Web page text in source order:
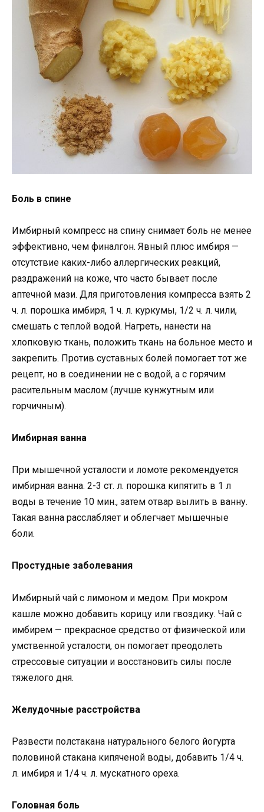
Боль в спине
Имбирный компресс на спину снимает боль не менее
эффективно, чем финалгон. Явный плюс имбиря —
отсутствие каких-либо аллергических реакций,
раздражений на коже, что часто бывает после
аптечной мази. Для приготовления компресса взять 2
ч. л. порошка имбиря, 1 ч. л. куркумы, 1/2 ч. л. чили,
смешать с теплой водой. Нагреть, нанести на
хлопковую ткань, положить ткань на больное место и
закрепить. Против суставных болей помогает тот же
рецепт, но в соединении не с водой, а с горячим
расительным маслом (лучше кунжутным или
горчичным).
Имбирная ванна
При мышечной усталости и ломоте рекомендуется
имбирная ванна. 2-3 ст. л. порошка кипятить в 1 л
воды в течение 10 мин., затем отвар вылить в ванну.
Такая ванна расслабляет и облегчает мышечные
боли.
Простудные заболевания
Имбирный чай с лимоном и медом. При мокром
кашле можно добавить корицу или гвоздику. Чай с
имбирем — прекрасное средство от физической или
умственной усталости, он помогает преодолеть
стрессовые ситуации и восстановить силы после
тяжелого дня.
Желудочные расстройства
Развести полстакана натурального белого йогурта
половиной стакана кипяченой воды, добавить 1/4 ч.
л. имбиря и 1/4 ч. л. мускатного ореха.
Головная боль